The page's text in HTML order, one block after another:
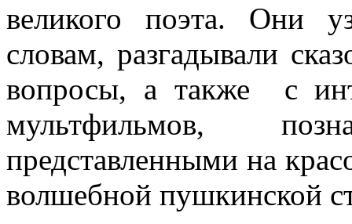
великого поэта. Они
словам, разгадывали
вопросы, а также с
мультфильмов,
представленными на
волшебной пушкинской